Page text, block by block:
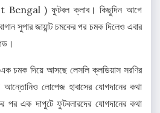
Bengal ) ফুটবল ক্লাব। কিছুদিন আগে
সুপার জায়ান্ট চমকের পর চমক দিলেও এবার
চমক দিয়ে আসছে‌ লেসলি ক্লডিয়াস সরণির
লোপেজ হাবাসের যোগদানের কথা
পর এক দাপুটে ফুটবলারদের যোগদানের কথা